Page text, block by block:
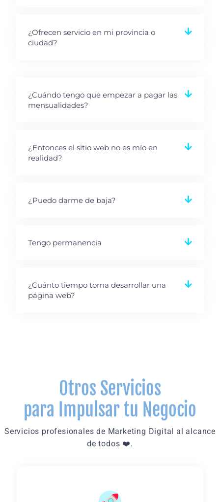
¿Ofrecen servicio en mi provincia o
ciudad?
¿Cuándo tengo que empezar a pagar las
mensualidades?
¿Entonces el sitio web no es mío en
realidad?
¿Puedo darme de baja?
Tengo permanencia
¿Cuánto tiempo toma desarrollar una
página web?
Otros Servicios
para Impulsar tu Negocio
Servicios profesionales de Marketing Digital al alcance
de todos ❤️.